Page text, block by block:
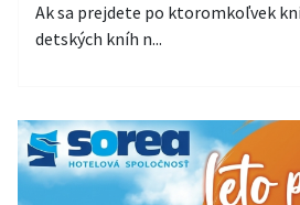
Ak sa prejdete po ktoromkoľvek
detských kníh n...